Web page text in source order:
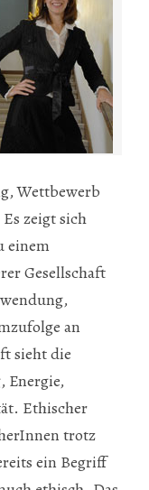
Wettbewerb
zeigt sich
einem
Gesellschaft
an
sieht die
Energie,
Ethischer
trotz
ein Begriff